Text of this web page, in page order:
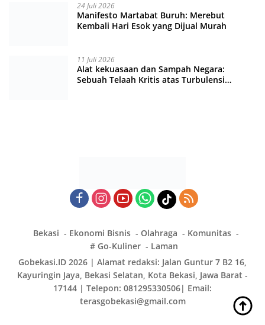
24 Juli 2026
Manifesto Martabat Buruh: Merebut
Kembali Hari Esok yang Dijual Murah
11 Juli 2026
Alat kekuasaan dan Sampah Negara:
Sebuah Telaah Kritis atas Turbulensi
Bekasi Ekonomi Bisnis Olahraga
Komunitas
# Go-Kuliner
Laman
Gobekasi.ID 2026 | Alamat redaksi: Jalan Guntur 7 B2 16,
Kayuringin Jaya, Bekasi Selatan, Kota Bekasi, Jawa Barat -
17144 | Telepon: 081295330506| Email:
terasgobekasi@gmail.com